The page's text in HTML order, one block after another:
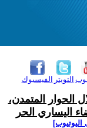
الفيسبوك التويتر
الحوار المتمدن،
اليساري الحر